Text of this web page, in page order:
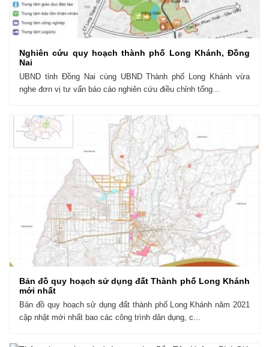
Nghiên cứu quy hoạch thành phố Long Khánh, Đồng
Nai
UBND tỉnh Đồng Nai cùng UBND Thành phố Long Khánh vừa
nghe đơn vị tư vấn báo cáo nghiên cứu điều chỉnh tổng...
Bản đồ quy hoạch sử dụng đất Thành phố Long Khánh
mới nhất
Bản đồ quy hoạch sử dụng đất thành phố Long Khánh năm 2021
cập nhật mới nhất bao các công trình dân dụng, c...